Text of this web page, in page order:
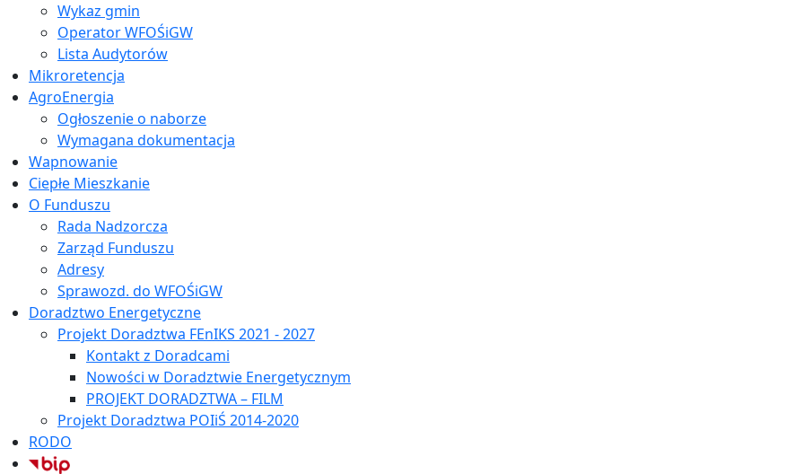
Wykaz gmin
Operator WFOŚiGW
Lista Audytorów
Mikroretencja
AgroEnergia
Ogłoszenie o naborze
Wymagana dokumentacja
Wapnowanie
Ciepłe Mieszkanie
O Funduszu
Rada Nadzorcza
Zarząd Funduszu
Adresy
Sprawozd. do WFOŚiGW
Doradztwo Energetyczne
Projekt Doradztwa FEnIKS 2021 - 2027
Kontakt z Doradcami
Nowości w Doradztwie Energetycznym
PROJEKT DORADZTWA – FILM
Projekt Doradztwa POIiŚ 2014-2020
RODO